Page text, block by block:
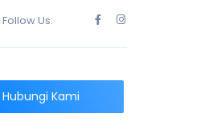
Follow Us:
Hubungi Kami